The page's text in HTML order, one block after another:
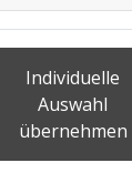
Individuelle
Auswahl
übernehmen